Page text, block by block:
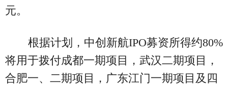
元。
根据计划，中创新航IPO募资所得约80%
将用于拨付成都一期项目，武汉二期项目，
合肥一、二期项目，广东江门一期项目及四